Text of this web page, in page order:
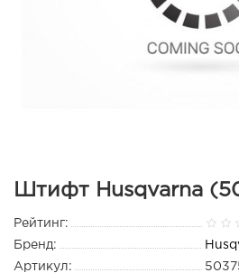
Штифт Husqvarna
Рейтинг:
Бренд:
Артикул: